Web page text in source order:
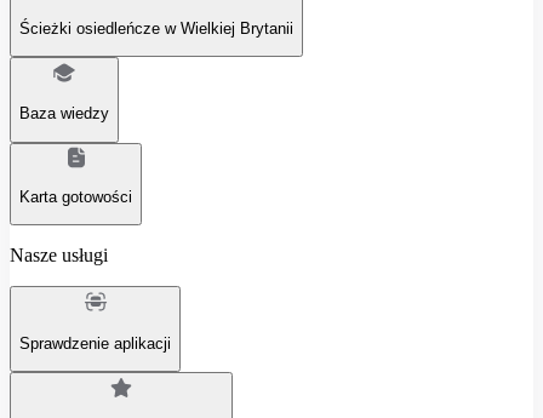
Ścieżki osiedleńcze w Wielkiej Brytanii
Baza wiedzy
Karta gotowości
Nasze usługi
Sprawdzenie aplikacji